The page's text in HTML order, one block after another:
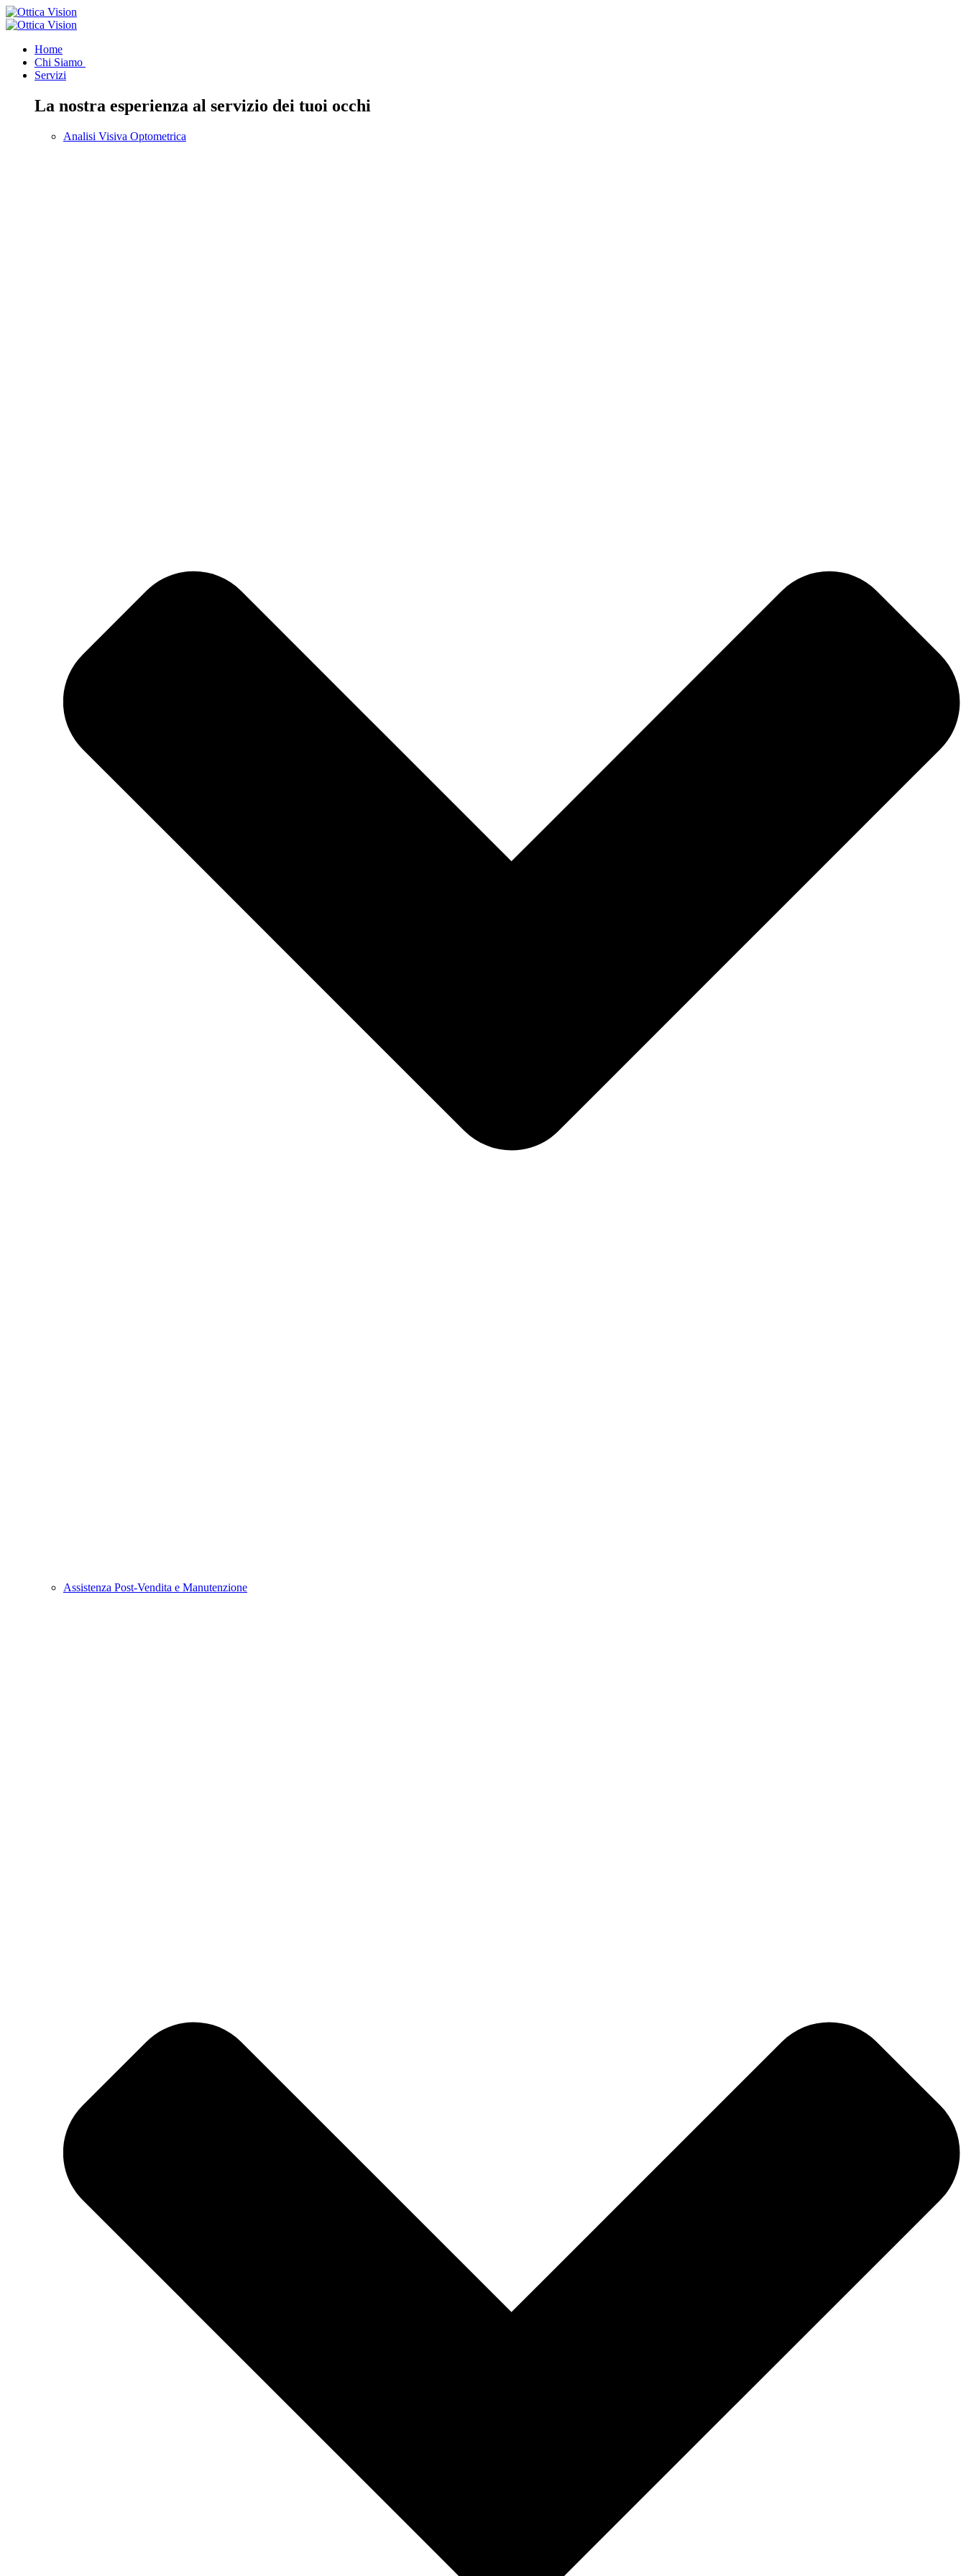
Home
Chi Siamo
Servizi
La nostra esperienza al servizio dei tuoi occhi
Analisi Visiva Optometrica
Assistenza Post-Vendita e Manutenzione